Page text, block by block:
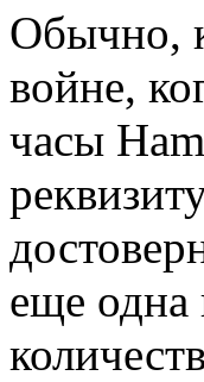
Обычно,
войне,
часы
еще одна